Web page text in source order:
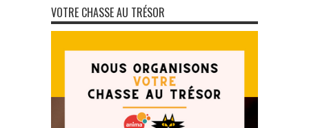
VOTRE CHASSE AU TRÉSOR